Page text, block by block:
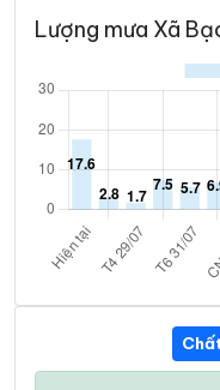
Lượng mưa Xã